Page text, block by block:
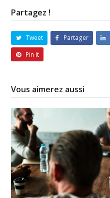
Partagez !
Tweet Partager
Pin It
Vous aimerez aussi